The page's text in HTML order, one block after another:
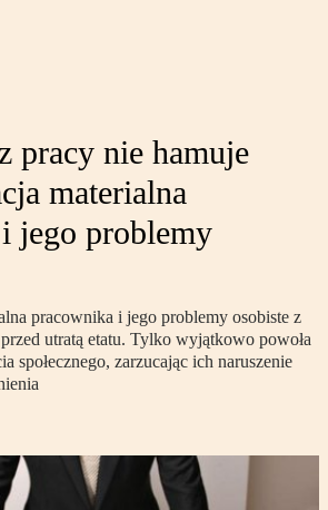
pracy nie hamuje
materialna
jego problemy
pracownika i jego problemy osobiste z
utratą etatu. Tylko wyjątkowo powoła
społecznego, zarzucając ich naruszenie